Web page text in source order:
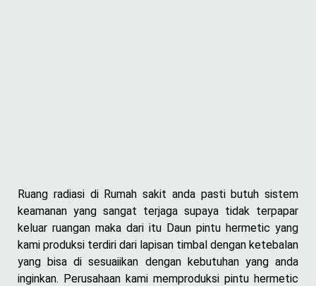
Ruang radiasi di Rumah sakit anda pasti butuh sistem
keamanan yang sangat terjaga supaya tidak terpapar
keluar ruangan maka dari itu Daun pintu hermetic yang
kami produksi terdiri dari lapisan timbal dengan ketebalan
yang bisa di sesuaiikan dengan kebutuhan yang anda
inginkan. Perusahaan kami memproduksi pintu hermetic